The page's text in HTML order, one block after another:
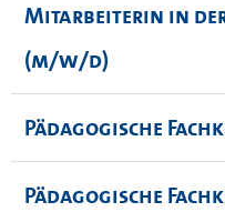
Mitarbeiterin in
(m/w/d)
Pädagogische
Pädagogische